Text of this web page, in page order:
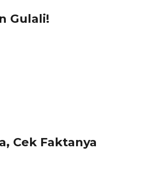
Gulali!
Cek Faktanya